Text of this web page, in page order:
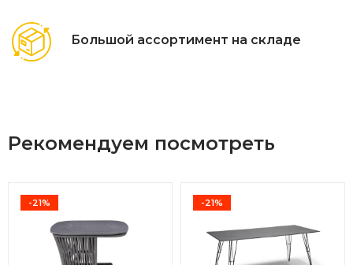
Большой ассортимент на складе
Рекомендуем посмотреть
-21% -21%